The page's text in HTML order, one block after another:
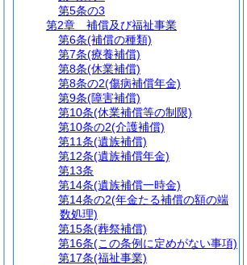
第5条の3
第2章
補償及び福祉事業
第6条(補償の種類)
第7条(療養補償)
第8条(休業補償)
第8条の2(傷病補償年金)
第9条(障害補償)
第10条(休業補償等の制限)
第10条の2(介護補償)
第11条(遺族補償)
第12条(遺族補償年金)
第13条
第14条(遺族補償一時金)
第14条の2(年金たる補償の額の端
数処理)
第15条(葬祭補償)
第16条(この条例に定めがない事項)
第17条(福祉事業)